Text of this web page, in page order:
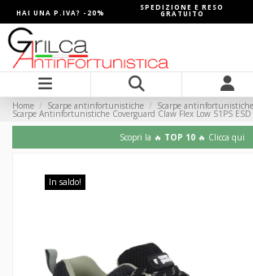
HAI UNA P.IVA? -20%
SPEDIZIONE E RESO
GRATUITO
Home Scarpe antinfortunistiche Scarpe
Scarpe Antinfortunistiche Coverguard Claw Flex Low S1PS ESD
Scopri la 🔥 TOP 10 🔥 Clicca qui
In saldo!